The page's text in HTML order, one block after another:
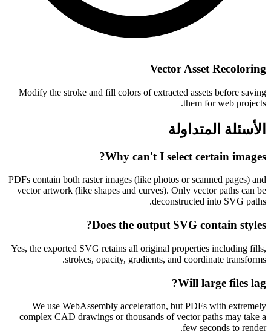
Vector Asset Recoloring
Modify the stroke and fill colors of extracted assets before saving
them for web projects.
الأسئلة المتداولة
Why can't I select certain images?
PDFs contain both raster images (like photos or scanned pages) and
vector artwork (like shapes and curves). Only vector paths can be
deconstructed into SVG paths.
Does the output SVG contain styles?
Yes, the exported SVG retains all original properties including fills,
strokes, opacity, gradients, and coordinate transforms.
Will large files lag?
We use WebAssembly acceleration, but PDFs with extremely
complex CAD drawings or thousands of vector paths may take a
few seconds to render.